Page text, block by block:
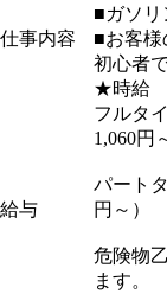
仕事内容
■ガソリ
■お客様
初心者
給与
★時
フルタ
1,060円
パート
円
危険物
ます。